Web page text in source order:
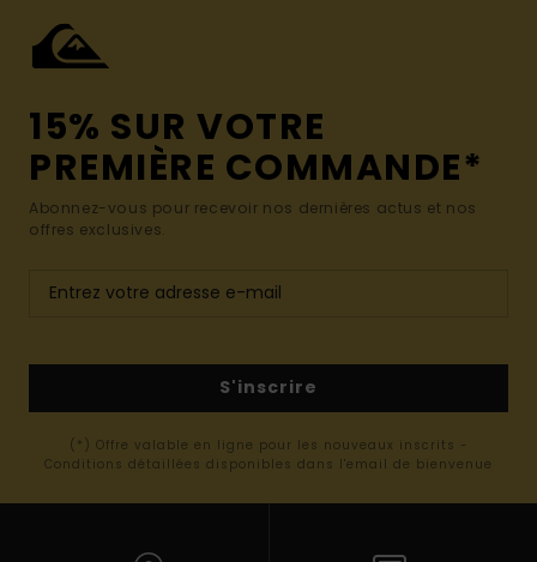
15% SUR VOTRE
PREMIÈRE COMMANDE*
Abonnez-vous pour recevoir nos dernières actus et nos
offres exclusives.
S'inscrire
(*) Offre valable en ligne pour les nouveaux inscrits -
Conditions détaillées disponibles dans l'email de bienvenue